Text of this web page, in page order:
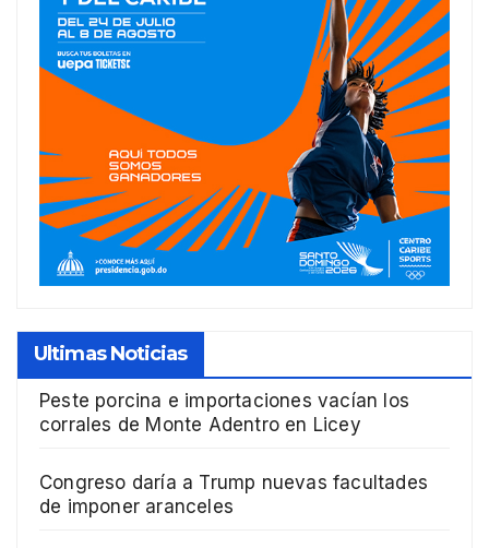
Ultimas Noticias
Peste porcina e importaciones vacían los
corrales de Monte Adentro en Licey
Congreso daría a Trump nuevas facultades
de imponer aranceles